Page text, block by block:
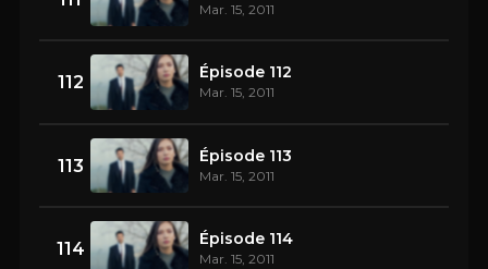
Mar. 15, 2011
112 Épisode 112
Mar. 15, 2011
113 Épisode 113
Mar. 15, 2011
114 Épisode 114
Mar. 15, 2011